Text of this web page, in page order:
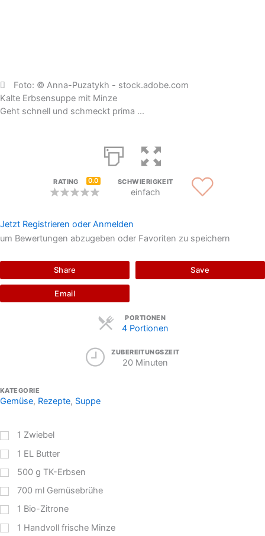
Foto: © Anna-Puzatykh - stock.adobe.com
Kalte Erbsensuppe mit Minze
Geht schnell und schmeckt prima ...
RATING 0.0 SCHWIERIGKEIT
einfach
Jetzt Registrieren oder Anmelden
um Bewertungen abzugeben oder Favoriten zu speichern
Share Save
Email
PORTIONEN
4 Portionen
ZUBEREITUNGSZEIT
20 Minuten
KATEGORIE
Gemüse, Rezepte, Suppe
1 Zwiebel
1 EL Butter
500 g TK-Erbsen
700 ml Gemüsebrühe
1 Bio-Zitrone
1 Handvoll frische Minze